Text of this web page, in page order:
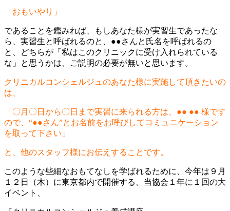
「おもいやり」
であることを鑑みれば、もしあなた様が実習生であったな
ら、実習生と呼ばれるのと、●●さんと氏名を呼ばれるの
と、どちらが「私はこのクリニックに受け入れられている
な」と思うかは、ご説明の必要が無いと思います。
クリニカルコンシェルジュのあなた様に実施して頂きたいの
は、
「〇月〇日から〇日まで実習に来られる方は、●● ●● 様です
ので、“●●さん”とお名前をお呼びしてコミュニケーション
を取って下さい」
と、他のスタッフ様にお伝えすることです。
このような些細なおもてなしを学ばれるために、今年は９月
１２日（木）に東京都内で開催する、当協会１年に１回の大
イベント、